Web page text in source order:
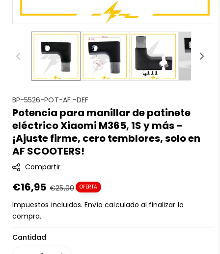
S
K
U
:
BP-5526-POT-AF -DEF
Potencia para manillar de patinete
eléctrico Xiaomi M365, 1S y más –
¡Ajuste firme, cero temblores, solo en
AF SCOOTERS!
Compartir
Precio
en
oferta
€16,95 Precio
regular
€25,00 OFERTA
Impuestos incluidos.Envío calculado al finalizar la
compra.
Cantidad